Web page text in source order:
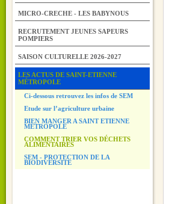
MICRO-CRECHE - LES BABYNOUS
RECRUTEMENT JEUNES SAPEURS
POMPIERS
SAISON CULTURELLE 2026-2027
LES ACTUS DE SAINT-ETIENNE
MÉTROPOLE
Ci-dessous retrouvez les infos de SEM
Etude sur l’agriculture urbaine
BIEN MANGER A SAINT ETIENNE
METROPOLE
COMMENT TRIER VOS DÉCHETS
ALIMENTAIRES
SEM - PROTECTION DE LA
BIODIVERSITE